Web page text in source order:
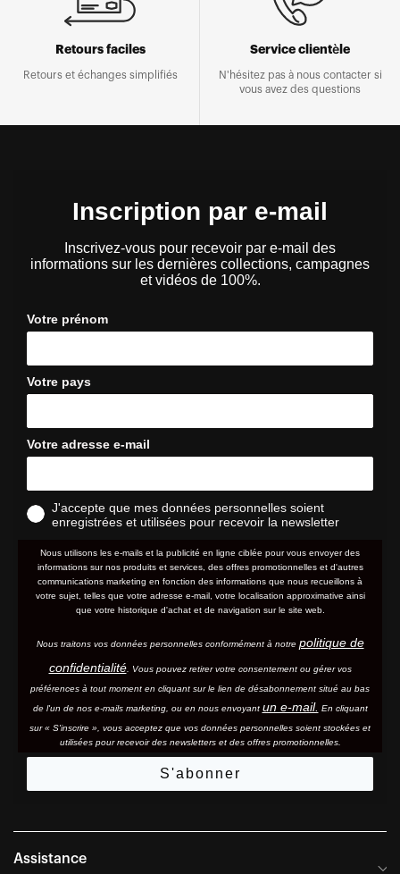
Retours faciles
Retours et échanges simplifiés
Service clientèle
N'hésitez pas à nous contacter si
vous avez des questions
Inscription par e-mail
Inscrivez-vous pour recevoir par e-mail des
informations sur les dernières collections, campagnes
et vidéos de 100%.
Votre prénom
Votre pays
Votre adresse e-mail
J'accepte que mes données personnelles soient
enregistrées et utilisées pour recevoir la newsletter
Nous utilisons les e-mails et la publicité en ligne ciblée pour vous envoyer des
informations sur nos produits et services, des offres promotionnelles et d'autres
communications marketing en fonction des informations que nous recueillons à
votre sujet, telles que votre adresse e-mail, votre localisation approximative ainsi
que votre historique d'achat et de navigation sur le site web.
Nous traitons vos données personnelles conformément à notre politique de
confidentialité. Vous pouvez retirer votre consentement ou gérer vos
préférences à tout moment en cliquant sur le lien de désabonnement situé au bas
de l'un de nos e-mails marketing, ou en nous envoyant un e-mail. En cliquant
sur « S'inscrire », vous acceptez que vos données personnelles soient stockées et
utilisées pour recevoir des newsletters et des offres promotionnelles.
S'abonner
Assistance